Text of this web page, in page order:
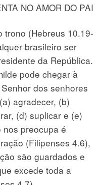
NO AMOR DO PAI
trono (Hebreus 10.19-
brasileiro ser
da República.
pode chegar à
dos senhores
agradecer, (b)
(d) suplicar e (e)
nos preocupa é
(Filipenses 4.6),
são guardados e
excede toda a